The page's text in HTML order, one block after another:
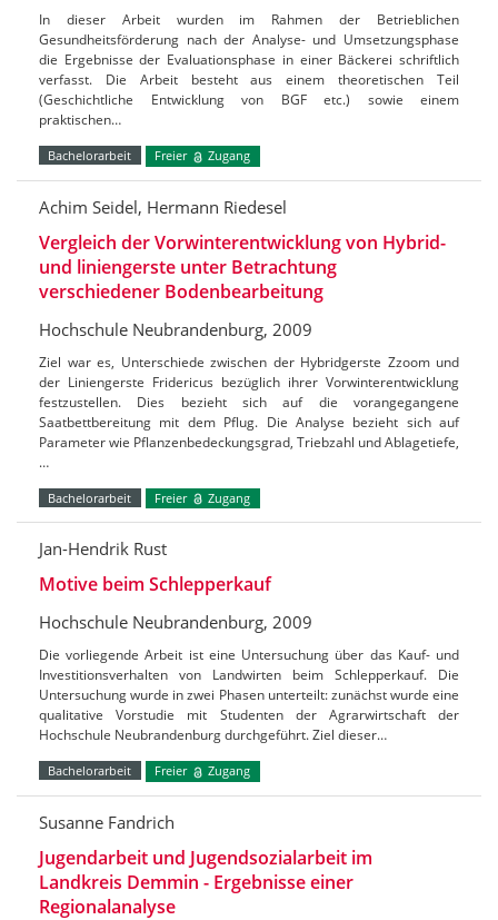
In dieser Arbeit wurden im Rahmen der Betrieblichen
Gesundheitsförderung nach der Analyse- und Umsetzungsphase
die Ergebnisse der Evaluationsphase in einer Bäckerei schriftlich
verfasst. Die Arbeit besteht aus einem theoretischen Teil
(Geschichtliche Entwicklung von BGF etc.) sowie einem
praktischen…
Bachelorarbeit Freier Zugang
Achim Seidel, Hermann Riedesel
Vergleich der Vorwinterentwicklung von Hybrid-
und liniengerste unter Betrachtung
verschiedener Bodenbearbeitung
Hochschule Neubrandenburg, 2009
Ziel war es, Unterschiede zwischen der Hybridgerste Zzoom und
der Liniengerste Fridericus bezüglich ihrer Vorwinterentwicklung
festzustellen. Dies bezieht sich auf die vorangegangene
Saatbettbereitung mit dem Pflug. Die Analyse bezieht sich auf
Parameter wie Pflanzenbedeckungsgrad, Triebzahl und Ablagetiefe,
…
Bachelorarbeit Freier Zugang
Jan-Hendrik Rust
Motive beim Schlepperkauf
Hochschule Neubrandenburg, 2009
Die vorliegende Arbeit ist eine Untersuchung über das Kauf- und
Investitionsverhalten von Landwirten beim Schlepperkauf. Die
Untersuchung wurde in zwei Phasen unterteilt: zunächst wurde eine
qualitative Vorstudie mit Studenten der Agrarwirtschaft der
Hochschule Neubrandenburg durchgeführt. Ziel dieser…
Bachelorarbeit Freier Zugang
Susanne Fandrich
Jugendarbeit und Jugendsozialarbeit im
Landkreis Demmin - Ergebnisse einer
Regionalanalyse